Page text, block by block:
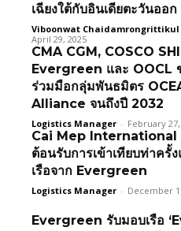
เฉียงใต้กับอินเดียตะวันออก
Viboonwat Chaidamrongrittikul
April 29, 2025
CMA CGM, COSCO
Evergreen และ OOCL
ร่วมมือกลุ่มพันธมิตร
Alliance จนถึงปี 2032
Logistics Manager - February
Cai Mep
ต้อนรับการเข้าเทียบท่าครั้
เรือจาก Evergreen
Logistics Manager - December
Evergreen รับมอบเรือ